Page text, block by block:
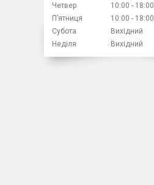
Четвер
10:00
18:00
Пʼятниця
10:00
18:00
Субота
Вихідний
Неділя
Вихідний